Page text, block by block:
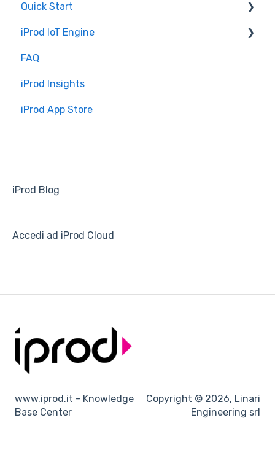
iProd Tablet
Quick Start
Configurazioni Software
iProd IoT Engine
Introduzione
Installazione e Configurazione
FAQ
iProd Insights
iProd App Store
iProd Blog
Accedi ad iProd Cloud
www.iprod.it - Knowledge
Base Center
Copyright © 2026, Linari
Engineering srl